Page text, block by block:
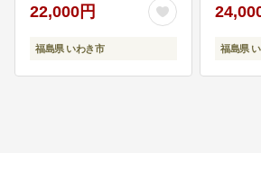
市民がいき
み ふっくら ねばり 甘み
食感 ギフト 贈答用 白米
精米 送料無料 お米 こめ
22,000円
福島県 いわき市 福島県